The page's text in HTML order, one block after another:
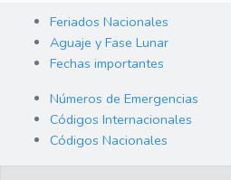
Feriados Nacionales
Aguaje y Fase Lunar
Fechas importantes
Números de Emergencias
Códigos Internacionales
Códigos Nacionales